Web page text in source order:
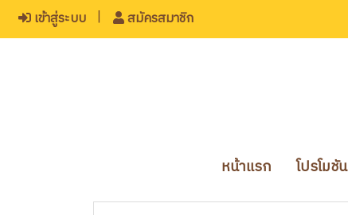
เข้าสู่ระบบ สมัครสมาชิก
หน้าแรก โปรโมชัน